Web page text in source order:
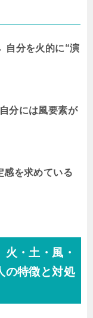
自分を火的に“演
分には風要素が
感を求めている
・土・風・
の特徴と対処